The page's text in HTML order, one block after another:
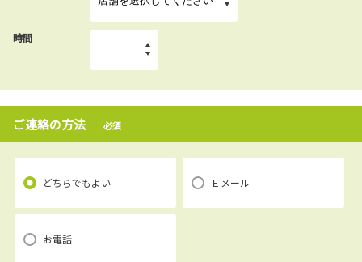
時間
ご連絡の方法 必須
どちらでもよい Ｅメール
お電話